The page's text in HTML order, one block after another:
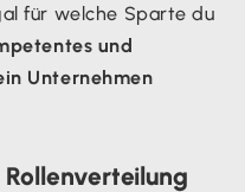
für welche Sparte du
und
Unternehmen